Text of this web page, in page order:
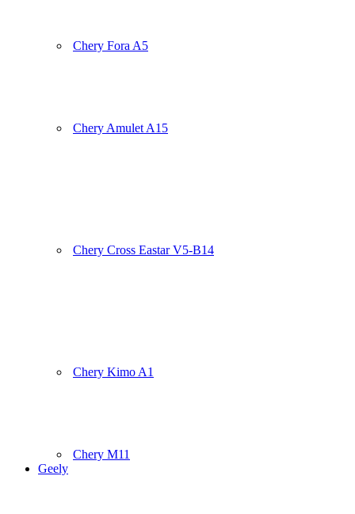
Chery Fora A5
Chery Amulet A15
Chery Cross Eastar V5-B14
Chery Kimo A1
Chery M11
Geely